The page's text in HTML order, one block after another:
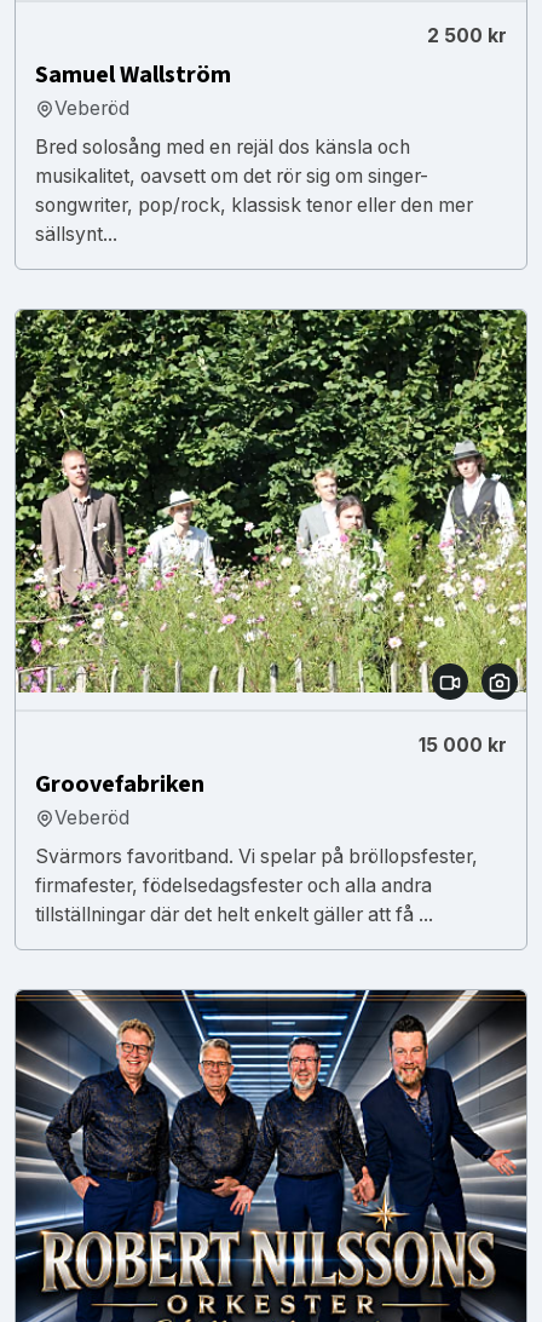
2 500 kr
Samuel Wallström
Veberöd
Bred solosång med en rejäl dos känsla och
musikalitet, oavsett om det rör sig om singer-
songwriter, pop/rock, klassisk tenor eller den mer
sällsynt...
15 000 kr
Groovefabriken
Veberöd
Svärmors favoritband. Vi spelar på bröllopsfester,
firmafester, födelsedagsfester och alla andra
tillställningar där det helt enkelt gäller att få ...